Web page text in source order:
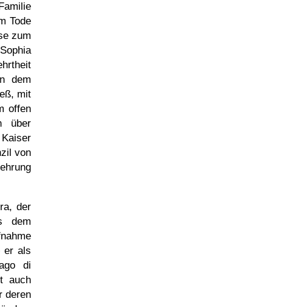
Tode
zum
dem
mit
offen
über
von
der
dem
er als
di
auch
deren